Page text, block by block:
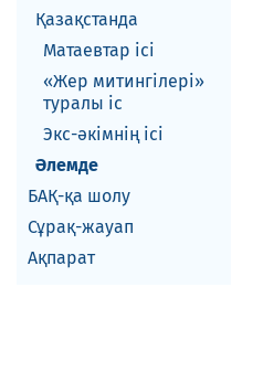
Қазақстанда
Матаевтар ici
«Жер митингілері»
туралы іс
Экс-әкiмнiң iсi
Әлемде
БАҚ-қа шолу
Сұрақ-жауап
Ақпарат